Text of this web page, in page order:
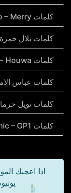
كلمات Reko – Merry
كلمات بلال
كلمات Rym – Houwa
كلمات عباس
كلمات نويل
كلمات Cosmic – GP1
اذا اعجبك